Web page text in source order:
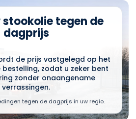
stookolie tegen de
dagprijs
de prijs vastgelegd op het
zodat u zeker bent
zonder onaangename
verrassingen.
tegen de dagprijs in uw regio.